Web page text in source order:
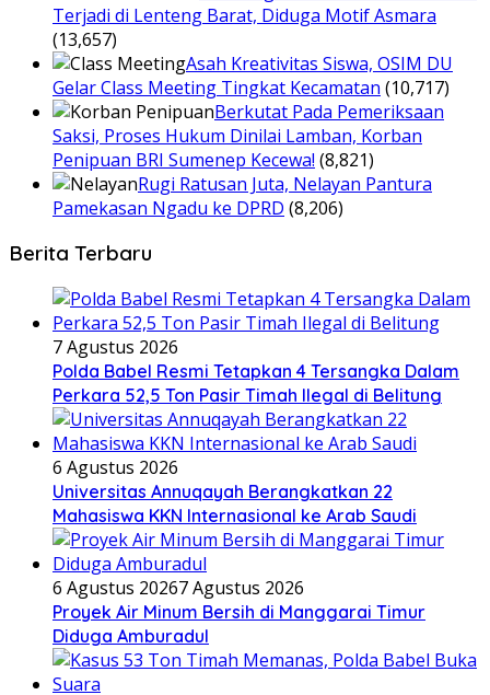
Terjadi di Lenteng Barat, Diduga Motif Asmara
(13,657)
Asah Kreativitas Siswa, OSIM DU
Gelar Class Meeting Tingkat Kecamatan (10,717)
Berkutat Pada Pemeriksaan
Saksi, Proses Hukum Dinilai Lamban, Korban
Penipuan BRI Sumenep Kecewa! (8,821)
Rugi Ratusan Juta, Nelayan Pantura
Pamekasan Ngadu ke DPRD (8,206)
Berita Terbaru
7 Agustus 2026
Polda Babel Resmi Tetapkan 4 Tersangka Dalam
Perkara 52,5 Ton Pasir Timah Ilegal di Belitung
6 Agustus 2026
Universitas Annuqayah Berangkatkan 22
Mahasiswa KKN Internasional ke Arab Saudi
6 Agustus 20267 Agustus 2026
Proyek Air Minum Bersih di Manggarai Timur
Diduga Amburadul